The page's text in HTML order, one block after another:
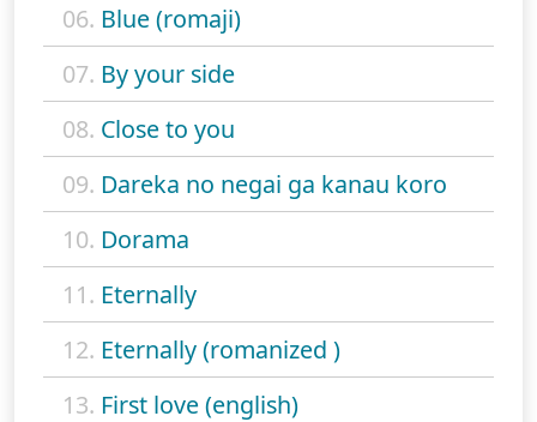
06. Blue (romaji)
07. By your side
08. Close to you
09. Dareka no negai ga kanau koro
10. Dorama
11. Eternally
12. Eternally (romanized )
13. First love (english)